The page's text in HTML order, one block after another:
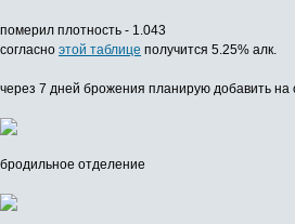
померил плотность - 1.043
согласно этой таблице получится 5.25% алк.
через 7 дней брожения планирую добавить на
бродильное отделение